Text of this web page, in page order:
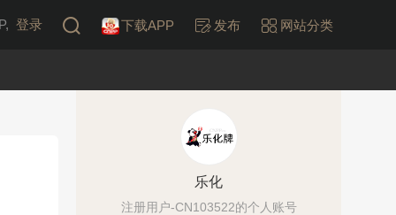
登录 下载APP 发布 网站分类
乐化
注册用户-CN103522的个人账号